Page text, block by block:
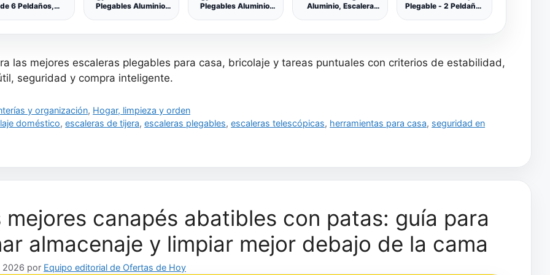
de 6 Peldaños,
de Profundo,
de 150 kg,
y Naranja
GLT06BK
Plegables Aluminio,
Plegables Aluminio,
Aluminio, Escalera
en 4x4 (8+8
Metros en Tijera,
Plegable - 2 Peldaños
Aluminio - Hecho en
las mejores escaleras plegables para casa, bricolaje y tareas puntuales con criterios de estabilidad,
seguridad y compra inteligente.
y organización, Hogar, limpieza y orden
doméstico,escaleras de tijera,escaleras plegables,escaleras telescópicas, herramientas para casa, seguridad en
mejores canapés abatibles con patas: guía para
almacenaje y limpiar mejor debajo de la cama
2026 por Equipo editorial de Ofertas de Hoy